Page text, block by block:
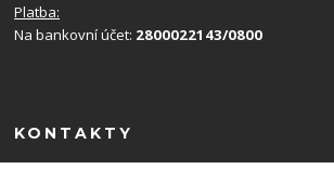
Platba:
Na bankovní účet: 2800022143/0800
KONTAKTY